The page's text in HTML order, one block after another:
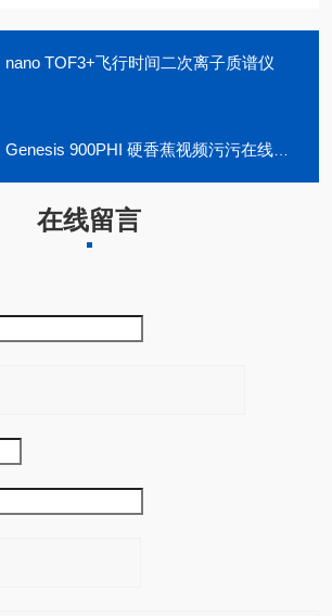
nano TOF3+飞行时间二次离子质谱仪
900PHI 硬香蕉视频污污在线观看光电子能谱仪
在线留言